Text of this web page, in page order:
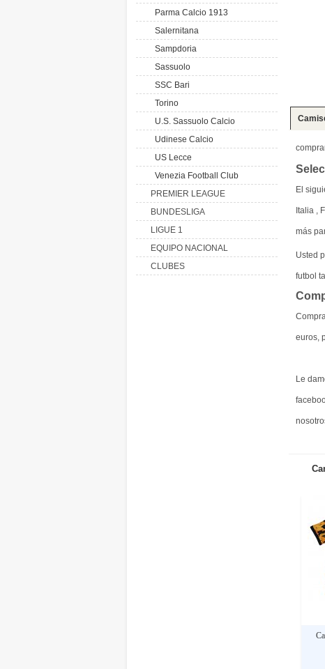
Parma Calcio 1913
Salernitana
Sampdoria
Sassuolo
SSC Bari
Torino
U.S. Sassuolo Calcio
Udinese Calcio
US Lecce
Venezia Football Club
PREMIER LEAGUE
BUNDESLIGA
LIGUE 1
EQUIPO NACIONAL
CLUBES
El
Italia ,
más
Usted
futbol
euros,
Le